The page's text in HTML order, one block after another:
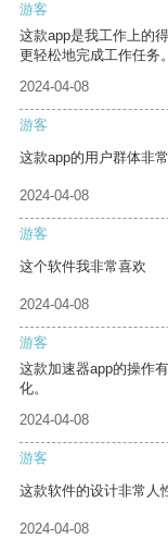
游客
这款app是我工作上的
更轻松地完成工作任务。
2024-04-08
游客
这款app的用户群体非
2024-04-08
游客
这个软件我非常喜欢
2024-04-08
游客
这款加速器app的操作
化。
2024-04-08
游客
这款软件的设计非常人
2024-04-08